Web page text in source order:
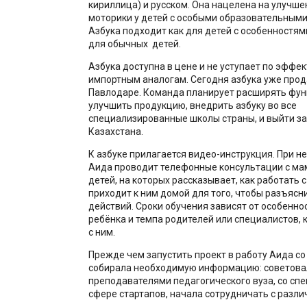
кириллица) и русском. Она нацелена на
моторики у детей с особыми
Азбука подходит как для детей с
для обычных детей.
Азбука доступна в цене и не уступает по
импортным аналогам. Сегодня азбука уже
Павлодаре. Команда планирует расширять
улучшить продукцию, внедрить азбуку во все
специализированные школы страны, и выйти
Казахстана.
К азбуке прилагается видео-инструкция. При
Аида проводит телефонные консультации с
детей, на которых рассказывает, как работать
приходит к ним домой для того, чтобы
действий. Сроки обучения зависят от
ребёнка и темпа родителей или специалистов,
с ним.
Прежде чем запустить проект в работу Аида
собирала необходимую информацию:
преподавателями педагогического вуза, со
сфере стартапов, начала сотрудничать с